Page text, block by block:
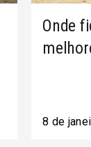
Onde
8 de